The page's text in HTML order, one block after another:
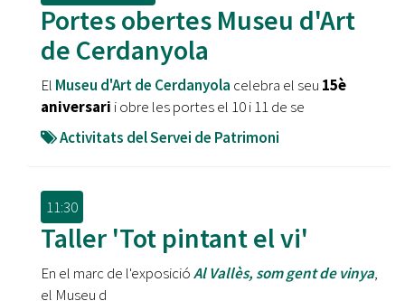
Portes obertes Museu d'Art
de Cerdanyola
El Museu d'Art de Cerdanyola celebra el seu 15è
aniversari i obre les portes el 10 i 11 de se
Activitats del Servei de Patrimoni
11:30
Taller 'Tot pintant el vi'
En el marc de l'exposicióAl Vallès, som gent de vinya,
el Museu d